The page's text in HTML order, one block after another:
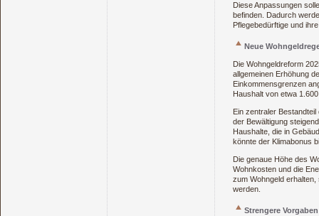
Diese Anpassungen
befinden. Dadurch
Pflegebedürftige und
Neue
Die Wohngeldreform
allgemeinen Erhöhung
Einkommensgrenzen
Haushalt von etwa
Ein zentraler
der Bewältigung
Haushalte, die in
könnte der Klimabonus
Die genaue Höhe des
Wohnkosten und die
zum Wohngeld
werden.
Strengere